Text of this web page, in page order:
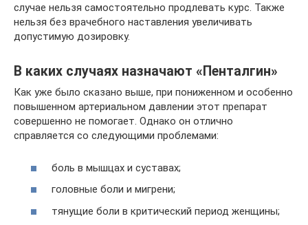
случае нельзя самостоятельно продлевать курс. Также
нельзя без врачебного наставления увеличивать
допустимую дозировку.
В каких случаях назначают «Пенталгин»
Как уже было сказано выше, при пониженном и особенно
повышенном артериальном давлении этот препарат
совершенно не помогает. Однако он отлично
справляется со следующими проблемами:
боль в мышцах и суставах;
головные боли и мигрени;
тянущие боли в критический период женщины;